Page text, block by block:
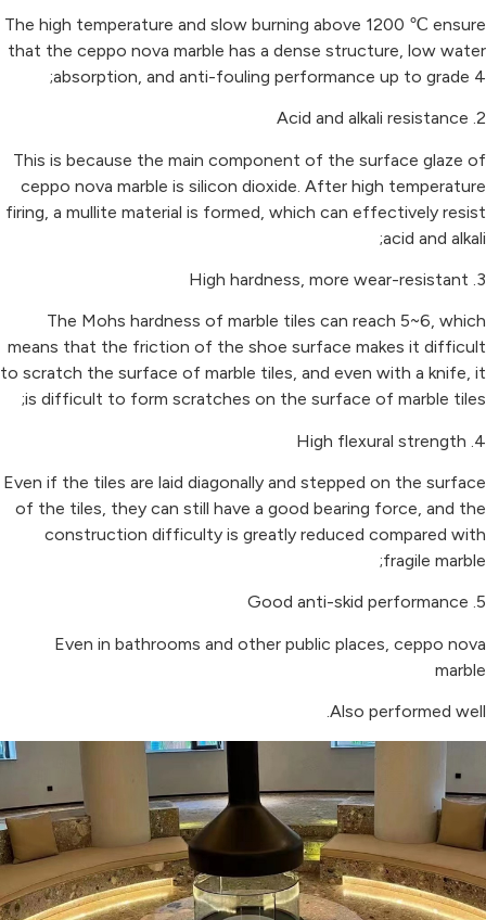
The high temperature and slow burning above 1200 ℃ ensure
that the ceppo nova marble has a dense structure, low water
absorption, and anti-fouling performance up to grade 4;
2. Acid and alkali resistance
This is because the main component of the surface glaze of
ceppo nova marble is silicon dioxide. After high temperature
firing, a mullite material is formed, which can effectively resist
acid and alkali;
3. High hardness, more wear-resistant
The Mohs hardness of marble tiles can reach 5~6, which
means that the friction of the shoe surface makes it difficult
to scratch the surface of marble tiles, and even with a knife, it
is difficult to form scratches on the surface of marble tiles;
4. High flexural strength
Even if the tiles are laid diagonally and stepped on the surface
of the tiles, they can still have a good bearing force, and the
construction difficulty is greatly reduced compared with
fragile marble;
5. Good anti-skid performance
Even in bathrooms and other public places, ceppo nova
marble
Also performed well.